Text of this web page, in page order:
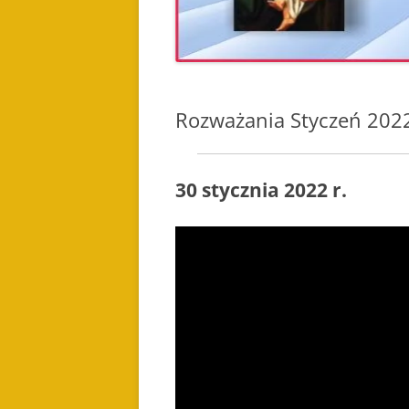
Rozważania Styczeń
30 stycznia 2022 r.